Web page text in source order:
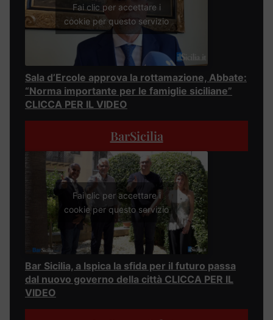
Fai clic per accettare i
cookie per questo servizio
Sala d’Ercole approva la rottamazione, Abbate:
“Norma importante per le famiglie siciliane”
CLICCA PER IL VIDEO
BarSicilia
Fai clic per accettare i
cookie per questo servizio
Bar Sicilia, a Ispica la sfida per il futuro passa
dal nuovo governo della città CLICCA PER IL
VIDEO